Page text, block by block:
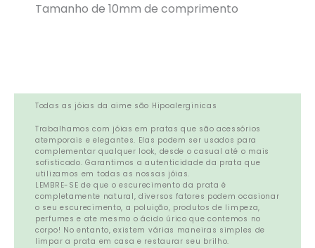
Tamanho de 10mm de comprimento
Todas as jóias da aime são Hipoalerginicas
Trabalhamos com jóias em pratas que são acessórios
atemporais e elegantes. Elas podem ser usados para
complementar qualquer look, desde o casual até o mais
sofisticado. Garantimos a autenticidade da prata que
utilizamos em todas as nossas jóias.
LEMBRE-SE de que o escurecimento da prata é
completamente natural, diversos fatores podem ocasionar
o seu escurecimento, a poluição, produtos de limpeza,
perfumes e ate mesmo o ácido úrico que contemos no
corpo! No entanto, existem várias maneiras simples de
limpar a prata em casa e restaurar seu brilho.